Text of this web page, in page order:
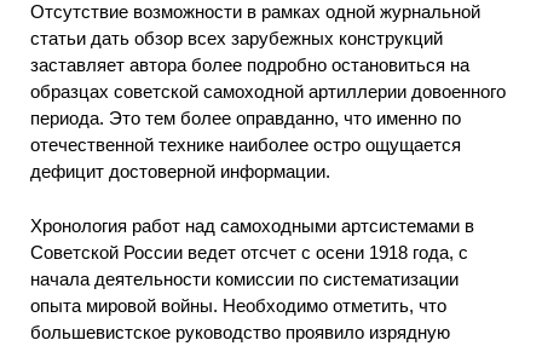
Отсутствие возможности в рамках одной журнальной
статьи дать обзор всех зарубежных конструкций
заставляет автора более подробно остановиться на
образцах советской самоходной артиллерии довоенного
периода. Это тем более оправданно, что именно по
отечественной технике наиболее остро ощущается
дефицит достоверной информации.
Хронология работ над самоходными артсистемами в
Советской России ведет отсчет с осени 1918 года, с
начала деятельности комиссии по систематизации
опыта мировой войны. Необходимо отметить, что
большевистское руководство проявило изрядную